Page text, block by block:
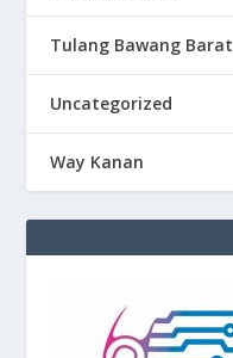
Tulang Bawang Barat
Uncategorized
Way Kanan